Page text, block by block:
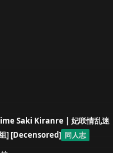
Saki Kiranre | 妃咲情乱迷
] [Decensored] 同人志